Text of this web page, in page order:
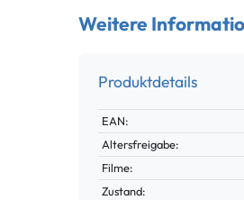
Weitere
Produktdetails
Technisches
Merkmal
Wert
EAN:
Altersfreigabe:
Filme:
Zustand: